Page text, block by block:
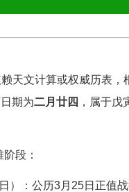
天文计算或权威历表
期为二月廿四 ，属于戊
段：
）：公历3月25日正值